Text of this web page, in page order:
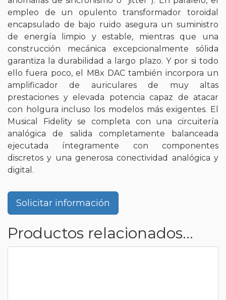
empleo de un opulento transformador toroidal
encapsulado de bajo ruido asegura un suministro
de energía limpio y estable, mientras que una
construcción mecánica excepcionalmente sólida
garantiza la durabilidad a largo plazo. Y por si todo
ello fuera poco, el M8x DAC también incorpora un
amplificador de auriculares de muy altas
prestaciones y elevada potencia capaz de atacar
con holgura incluso los modelos más exigentes. El
Musical Fidelity se completa con una circuitería
analógica de salida completamente balanceada
ejecutada íntegramente con componentes
discretos y una generosa conectividad analógica y
digital.
Solicitar información
Productos relacionados...